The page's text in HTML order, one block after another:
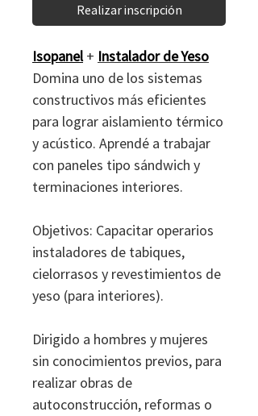
Realizar inscripción
Isopanel+ Instalador de Yeso
Domina uno de los sistemas
constructivos más eficientes
para lograr aislamiento térmico
y acústico. Aprendé a trabajar
con paneles tipo sándwich y
terminaciones interiores.
Objetivos: Capacitar operarios
instaladores de tabiques,
cielorrasos y revestimientos de
yeso (para interiores).
Dirigido a hombres y mujeres
sin conocimientos previos, para
realizar obras de
autoconstrucción, reformas o